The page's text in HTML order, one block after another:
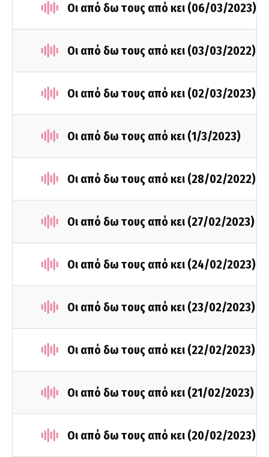
Οι από δω τους από κει (06/03/2023)
Οι από δω τους από κει (03/03/2022)
Οι από δω τους από κει (02/03/2023)
Οι από δω τους από κει (1/3/2023)
Οι από δω τους από κει (28/02/2022)
Οι από δω τους από κει (27/02/2023)
Οι από δω τους από κει (24/02/2023)
Οι από δω τους από κει (23/02/2023)
Οι από δω τους από κει (22/02/2023)
Οι από δω τους από κει (21/02/2023)
Οι από δω τους από κει (20/02/2023)